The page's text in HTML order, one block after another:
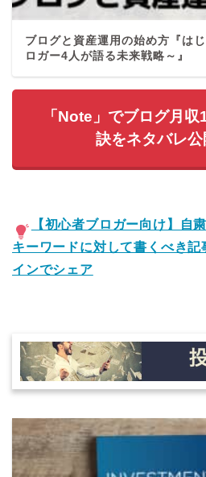
ブログと資産運用の始め方『は
ロガー4人が語る未来戦略～』
「Note」でブログ月
訣をネタバレ
【初心者ブロガー向け】自
キーワードに対して書くべき記
インでシェア